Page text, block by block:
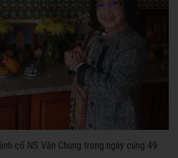
cố NS Văn Chung trong ngày cúng 49